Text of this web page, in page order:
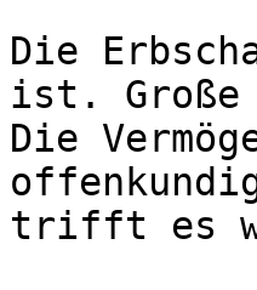
Die
ist. Große
Die
trifft es